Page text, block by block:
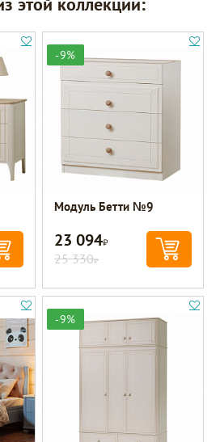
-9%
Модуль Бетти №9
23 094Р
25 330Р
-9%